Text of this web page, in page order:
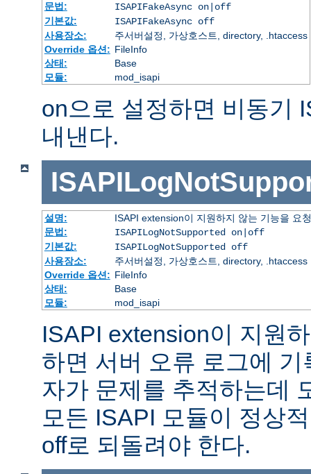
문법:
ISAPIFakeAsync on|off
기본값:
ISAPIFakeAsync off
사용장소:
주서버설정, 가상호스트, directory, .htaccess
Override 옵션: FileInfo
상태:
Base
모듈:
mod_isapi
on으로 설정하면 비동기
내낸다.
설명:
ISAPI extension이 지원하지 않는 기능을 요
문법:
ISAPILogNotSupported on|off
기본값:
ISAPILogNotSupported off
사용장소:
주서버설정, 가상호스트, directory, .htaccess
Override 옵션: FileInfo
상태:
Base
모듈:
mod_isapi
ISAPI extension이 지원
하면 서버 오류 로그에
자가 문제를 추적하는데
모든 ISAPI 모듈이 정상
off로 되돌려야 한다.